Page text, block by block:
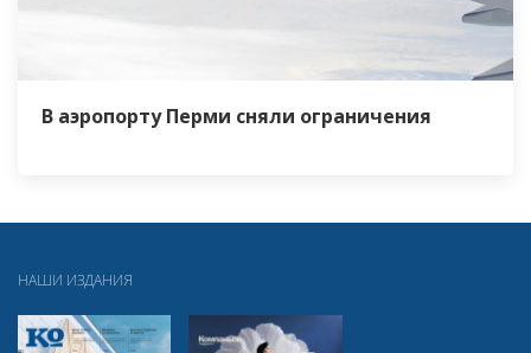
В аэропорту Перми сняли ограничения
НАШИ ИЗДАНИЯ